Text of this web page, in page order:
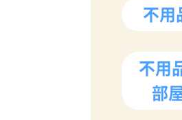
不用
不用
部